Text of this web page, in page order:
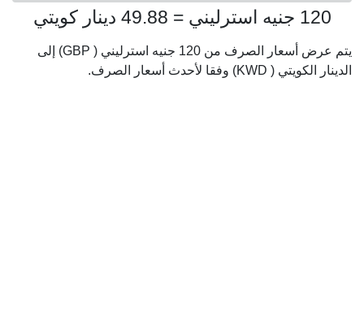
120 جنيه استرليني = 49.88 دينار كويتي
يتم عرض أسعار الصرف من 120 جنيه استرليني ( GBP) إلى
الدينار الكويتي ( KWD) وفقا لأحدث أسعار الصرف.